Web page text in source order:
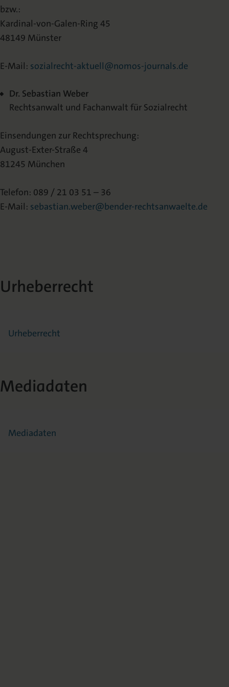
bzw.:
Kardinal-von-Galen-Ring 45
48149 Münster
E-Mail: sozialrecht-aktuell@nomos-journals.de
Dr. Sebastian Weber
Rechtsanwalt und Fachanwalt für Sozialrecht
Einsendungen zur Rechtsprechung:
August-Exter-Straße 4
81245 München
Telefon: 089 / 21 03 51 – 36
E-Mail: sebastian.weber@bender-rechtsanwaelte.de
Urheberrecht
Urheberrecht
Mediadaten
Mediadaten